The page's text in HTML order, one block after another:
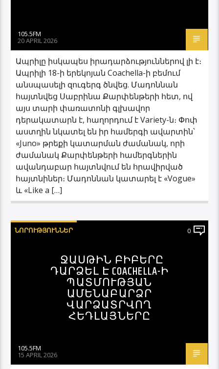
105.5FM
20 APRIL 2026
Ապրիլը իսկապես իրադարձություններով լի է։
Ապրիլի 18-ի երեկոյան Coachella-ի բեմում
անսպասելի զուգերգ ծնվեց. Մադոննան
հայտնվեց Սաբրինա Քարփենթերի հետ, ով
այս տարի փառատոնի գլխավոր
դերակատարն է, հաղորդում է Variety-ն։ Փոփ
աստղին նկատել են իր համերգի ավարտին՝
«Juno» թրեքի կատարման ժամանակ, որի
ժամանակ Քարփենթերի համերգներին
ավանդաբար հայտնվում են հրավիրված
հայտնիներ։ Մադոննան կատարել է «Vogue»
և «Like a […]
ՆՈՐՈՒԹՅՈՒՆՆԵՐ 0
ՋԱՍԹԻՆ ԲԻԲԵՐԸ
ԴԱՐՁԵԼ Է COACHELLA-Ի
ՊԱՏՄՈՒԹՅԱՆ
ԱՄԵՆԱԲԱՐՁՐ
ՎԱՐՁԱՏՐՎՈՂ
ՀԵԴԼԱՅՆԵՐԸ
105.5FM
15 APRIL 2026